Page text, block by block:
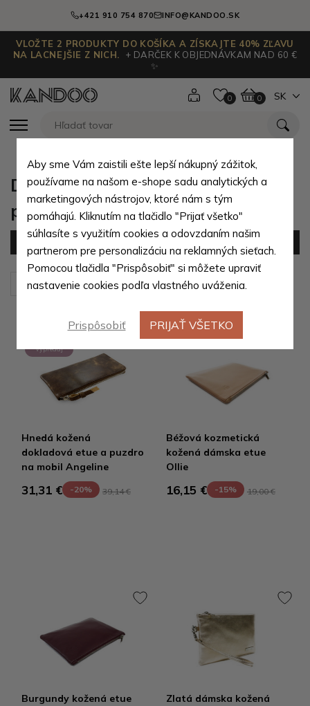
+421 910 754 870 INFO@KANDOO.SK
VLOŽTE 2 PRODUKTY DO KOŠÍKA A ZÍSKAJTE 40% ZĽAVU
NA LACNEJŠIE Z NICH.
+ DARČEK K OBJEDNÁVKAM NAD 60 €
✨
0 0 SK
Dámska kozmetická etue z
prírodnej pravej kože
(22 produktov)
Zoradiť podľa: Predvolené
Výpredaj
Hnedá kožená
dokladová etue a puzdro
na mobil Angeline
31,31 € -20% 39,14 €
Béžová kozmetická
kožená dámska etue
Ollie
16,15 € -15% 19,00 €
Burgundy kožená etue
Zlatá dámska kožená
Aby sme Vám zaistili ešte lepší nákupný zážitok,
používame na našom e-shope sadu analytických a
marketingových nástrojov, ktoré nám s tým
pomáhajú. Kliknutím na tlačidlo "Prijať všetko"
súhlasíte s využitím cookies a odovzdaním našim
partnerom pre personalizáciu na reklamných sieťach.
Pomocou tlačidla "Prispôsobiť" si môžete upraviť
nastavenie cookies podľa vlastného uváženia.
Prispôsobiť PRIJAŤ VŠETKO